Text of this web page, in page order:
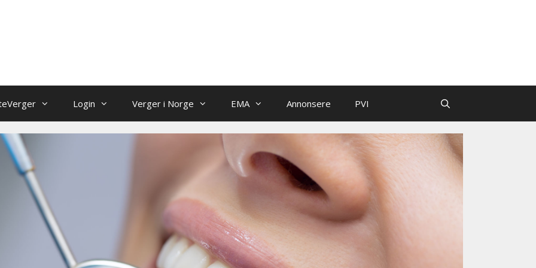
Login Verger i Norge EMA Annonsere PVI